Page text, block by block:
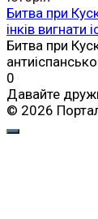
Битва при
інків вигнати
Битва при
0
Давайте
© 2026